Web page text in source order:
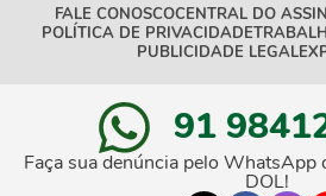
FALE CONOSCOCENTRAL DO
POLÍTICA DE PRIVACIDADE
PUBLICIDADE LEGAL
91
Faça sua denúncia pelo WhatsApp
DOL!